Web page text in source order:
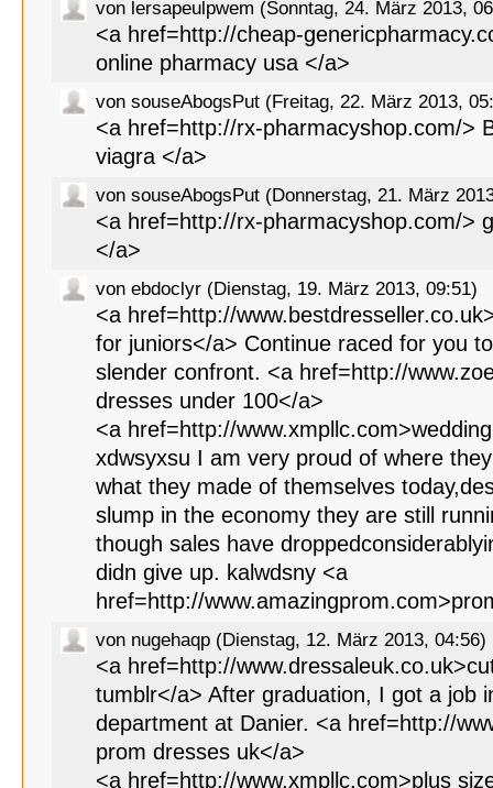
von lersapeulpwem (Sonntag, 24. März 2013,
<a href=http://cheap-
online pharmacy usa </a>
von souseAbogsPut (Freitag, 22. März 2013,
<a href=http://rx-pharmacyshop.com/>
viagra </a>
von souseAbogsPut (Donnerstag, 21. März
<a href=http://rx-pharmacyshop.com/>
</a>
von ebdoclyr (Dienstag, 19. März 2013, 09:51)
<a href=http://
for juniors</a> Continue raced for you
slender confront. <a href=http://
dresses under 100</a>
<a href=http://
xdwsyxsu I am very proud of where
what they made of themselves
slump in the economy they are still
though sales have
didn give up. kalwdsny <a
href=http://
von nugehaqp (Dienstag, 12. März 2013, 04:56)
<a href=http://
tumblr</a> After graduation, I got a job
department at Danier. <a href=http://
prom dresses uk</a>
<a href=http://www.xmpllc.com>plus